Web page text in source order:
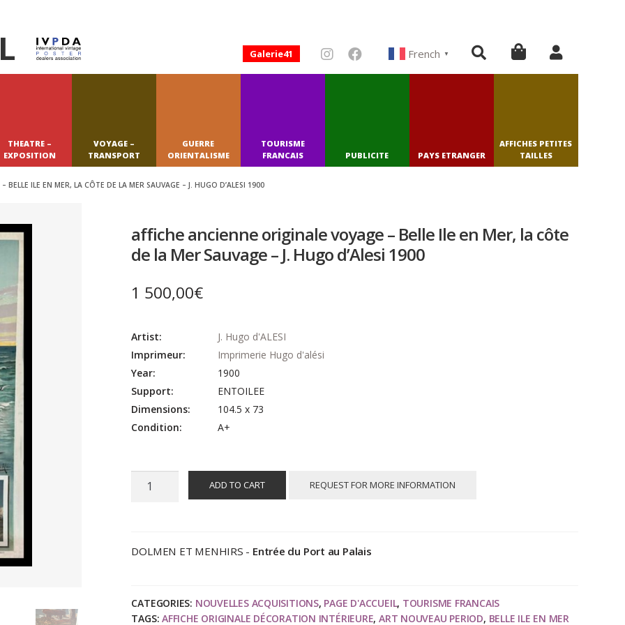
French ▼
Galerie41
THEATRE –
EXPOSITION
VOYAGE –
TRANSPORT
GUERRE
ORIENTALISME
TOURISME
FRANCAIS
PUBLICITE PAYS ETRANGER
AFFICHES PETITES
TAILLES
BELLE ILE EN MER, LA CÔTE DE LA MER SAUVAGE – J. HUGO D’ALESI 1900
affiche ancienne originale voyage – Belle Ile en Mer, la côte
de la Mer Sauvage – J. Hugo d’Alesi 1900
1 500,00€
Artist:
J. Hugo d'ALESI
Imprimeur:
Imprimerie Hugo d'alési
Year:
1900
Support:
ENTOILEE
Dimensions:
104.5 x 73
Condition:
A+
affiche
-
en
Mer,
ADD TO CART REQUEST FOR MORE INFORMATION
DOLMEN ET MENHIRS - Entrée du Port au Palais
CATEGORIES: NOUVELLES ACQUISITIONS, PAGE D'ACCUEIL, TOURISME FRANCAIS
TAGS:AFFICHE ORIGINALE DÉCORATION INTÉRIEURE,ART NOUVEAU PERIOD, BELLE ILE EN MER